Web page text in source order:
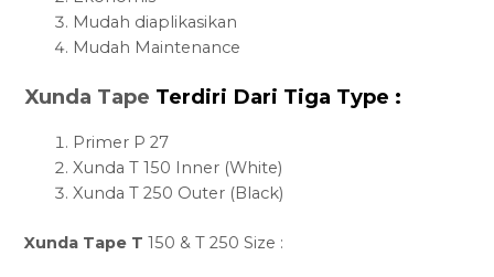
Mudah diaplikasikan
Mudah Maintenance
Xunda Tape Terdiri Dari Tiga Type :
Primer P 27
Xunda T 150 Inner (White)
Xunda T 250 Outer (Black)
Xunda Tape T 150 & T 250 Size :